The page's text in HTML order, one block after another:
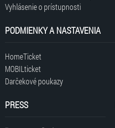
Vyhlásenie o prístupnosti
PODMIENKY A NASTAVENIA
HomeTicket
MOBILticket
Darčekové poukazy
PRESS